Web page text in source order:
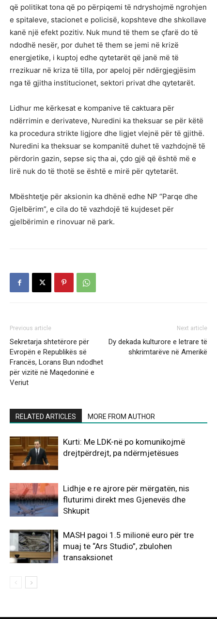
që politikat tona që po përpiqemi të ndryshojmë ngrohjen
e spitaleve, stacionet e policisë, kopshteve dhe shkollave
kanë një efekt pozitiv. Nuk mund të them se çfarë do të
ndodhë nesër, por duhet të them se jemi në krizë
energjetike, i kuptoj edhe qytetarët që janë më të
rrezikuar në kriza të tilla, por apeloj për ndërgjegjësim
nga të gjitha institucionet, sektori privat dhe qytetarët.
Lidhur me kërkesat e kompanive të caktuara për
ndërrimin e derivateve, Nuredini ka theksuar se për këtë
ka procedura strikte ligjore dhe ligjet vlejnë për të gjithë.
Nuredini ka theksuar se kompanitë duhet të vazhdojnë të
përdorin gazin, sepse siç tha ai, çdo gjë që është më e
lirë nuk do të thotë se është e mirë për qytetarët.
Mbështetje për aksionin ka dhënë edhe NP “Parqe dhe
Gjelbërim”, e cila do të vazhdojë të kujdeset për
gjelbërimin e rinovuar në park.
Previous article
Sekretarja shtetërore për
Evropën e Republikës së
Francës, Lorans Bun ndodhet
për vizitë në Maqedoninë e
Veriut
Next article
Dy dekada kulturore e letrare të
shkrimtarëve në Amerikë
RELATED ARTICLES MORE FROM AUTHOR
Kurti: Me LDK-në po komunikojmë
drejtpërdrejt, pa ndërmjetësues
Lidhje e re ajrore për mërgatën, nis
fluturimi direkt mes Gjenevës dhe
Shkupit
MASH pagoi 1.5 milionë euro për tre
muaj te “Ars Studio”, zbulohen
transaksionet